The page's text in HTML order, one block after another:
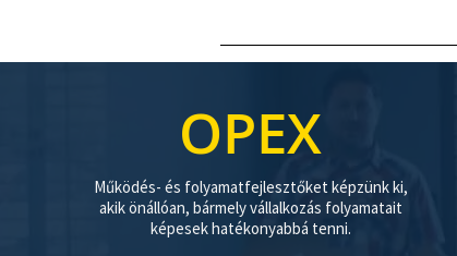
OPEX
Működés- és folyamatfejlesztőket képzünk ki,
akik önállóan, bármely vállalkozás folyamatait
képesek hatékonyabbá tenni.